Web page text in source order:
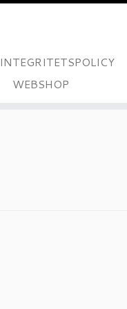
INTEGRITETSPOLICY
WEBSHOP